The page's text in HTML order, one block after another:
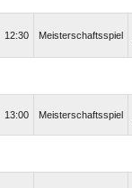
12:30 Meisterschaftsspiel
13:00 Meisterschaftsspiel